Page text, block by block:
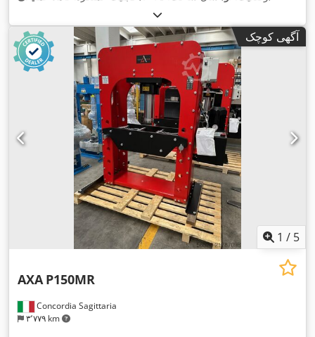
آگهی کوچک
1 / 5
Concordia Sagittaria
۳٬۷۷۹ km
AXA P150MR